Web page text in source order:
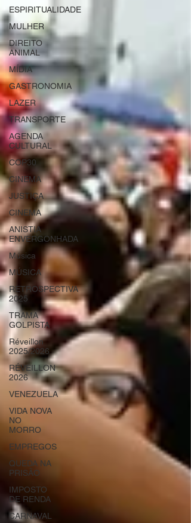
ESPIRITUALIDADE
MULHER
DIREITO
ANIMAL
MÍDIA
GASTRONOMIA
LAZER
TRANSPORTE
AGENDA
CULTURAL
COP30
CINEMA
JUSTIÇA
CINEMA
ANISTIA
ENVERGONHADA
Música
MÚSICA
RETROSPECTIVA
2025
TRAMA
GOLPISTA
Réveillon
2025/2026
RÉVEILLON
2026
VENEZUELA
VIDA NOVA
NO
MORRO
EMPREGOS
QUEDA NA
PRISÃO
IMPOSTO
DE RENDA
CARNAVAL